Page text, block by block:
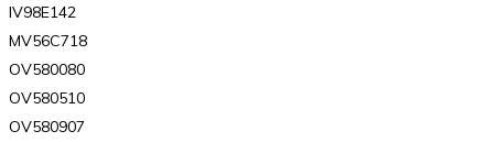
IV98E142
MV56C718
OV580080
OV580510
OV580907